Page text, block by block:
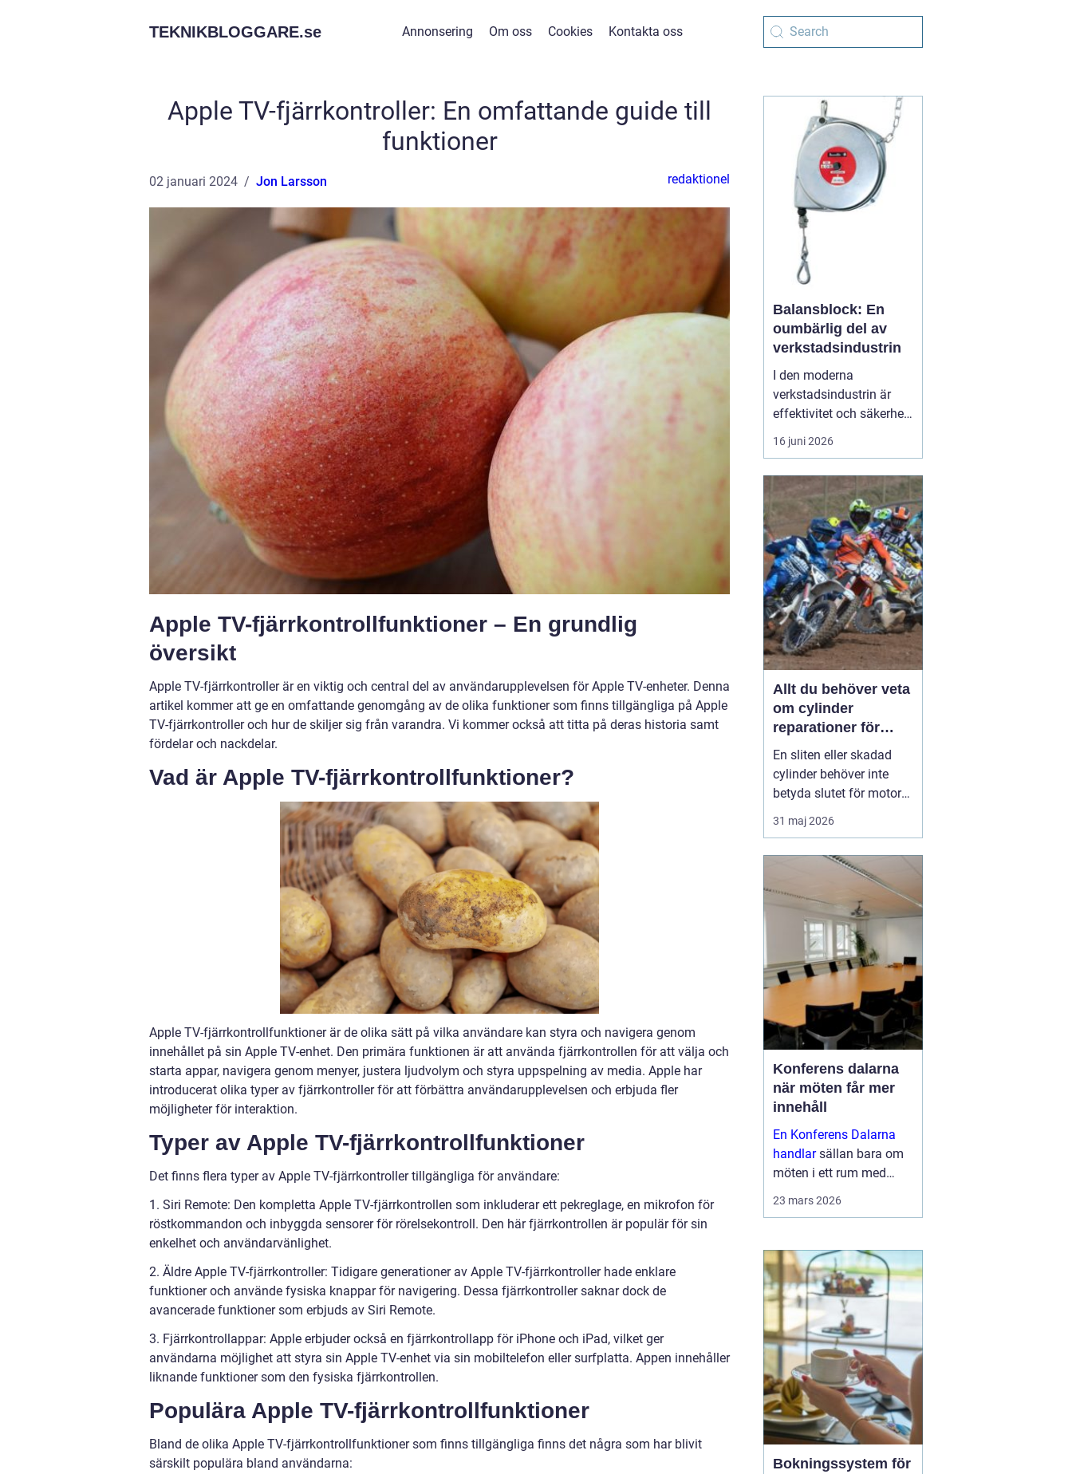
TEKNIKBLOGGARE.se Annonsering Om oss Cookies Kontakta oss
Apple TV-fjärrkontroller: En omfattande guide till
funktioner
02 januari 2024 Jon Larsson redaktionel
Apple TV-fjärrkontrollfunktioner – En grundlig
översikt
Apple TV-fjärrkontroller är en viktig och central del av användarupplevelsen för Apple TV-enheter. Denna
artikel kommer att ge en omfattande genomgång av de olika funktioner som finns tillgängliga på Apple
TV-fjärrkontroller och hur de skiljer sig från varandra. Vi kommer också att titta på deras historia samt
fördelar och nackdelar.
Vad är Apple TV-fjärrkontrollfunktioner?
Apple TV-fjärrkontrollfunktioner är de olika sätt på vilka användare kan styra och navigera genom
innehållet på sin Apple TV-enhet. Den primära funktionen är att använda fjärrkontrollen för att välja och
starta appar, navigera genom menyer, justera ljudvolym och styra uppspelning av media. Apple har
introducerat olika typer av fjärrkontroller för att förbättra användarupplevelsen och erbjuda fler
möjligheter för interaktion.
Typer av Apple TV-fjärrkontrollfunktioner
Det finns flera typer av Apple TV-fjärrkontroller tillgängliga för användare:
1. Siri Remote: Den kompletta Apple TV-fjärrkontrollen som inkluderar ett pekreglage, en mikrofon för
röstkommandon och inbyggda sensorer för rörelsekontroll. Den här fjärrkontrollen är populär för sin
enkelhet och användarvänlighet.
2. Äldre Apple TV-fjärrkontroller: Tidigare generationer av Apple TV-fjärrkontroller hade enklare
funktioner och använde fysiska knappar för navigering. Dessa fjärrkontroller saknar dock de
avancerade funktioner som erbjuds av Siri Remote.
3. Fjärrkontrollappar: Apple erbjuder också en fjärrkontrollapp för iPhone och iPad, vilket ger
användarna möjlighet att styra sin Apple TV-enhet via sin mobiltelefon eller surfplatta. Appen innehåller
liknande funktioner som den fysiska fjärrkontrollen.
Populära Apple TV-fjärrkontrollfunktioner
Bland de olika Apple TV-fjärrkontrollfunktioner som finns tillgängliga finns det några som har blivit
särskilt populära bland användarna:
Balansblock: En
oumbärlig del av
verkstadsindustrin
I den moderna
verkstadsindustrin är
effektivitet och säkerhet
grundpelare som inte får
komprometteras. För
tunga verktyg och
maskiner är det
avgörande att ha rätt
hjälpmedel fö...
16 juni 2026
Allt du behöver veta
om cylinder
reparationer för
motorcyklar och
snöskotrar
En sliten eller skadad
cylinder behöver inte
betyda slutet för motorn.
Med rätt kunskap,
noggrann felsökning och
det ofta att rädda även
hårt drabbade motorer.
För den som kör
motocross, enduro eller
snöskoter kan en väl
utför...
31 maj 2026
Konferens dalarna
när möten får mer
innehåll
En Konferens Dalarna
handlarsällan bara om
möten i ett rum med
människor faktiskt
hinner mötas, tänka klart
och bygga relatio...
23 mars 2026
Bokningssystem för